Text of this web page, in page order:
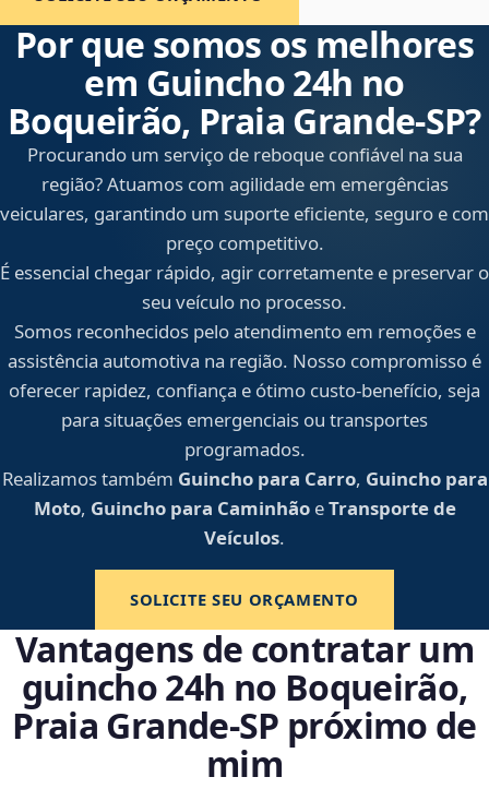
Por que somos os melhores
em Guincho 24h no
Boqueirão, Praia Grande‑SP?
Procurando um serviço de reboque confiável na sua
região? Atuamos com agilidade em emergências
veiculares, garantindo um suporte eficiente, seguro e com
preço competitivo.
É essencial chegar rápido, agir corretamente e preservar o
seu veículo no processo.
Somos reconhecidos pelo atendimento em remoções e
assistência automotiva na região. Nosso compromisso é
oferecer rapidez, confiança e ótimo custo-benefício, seja
para situações emergenciais ou transportes
programados.
Realizamos também Guincho para Carro, Guincho para
Moto, Guincho para CaminhãoeTransporte de
Veículos.
SOLICITE SEU ORÇAMENTO
Vantagens de contratar um
guincho 24h no Boqueirão,
Praia Grande‑SP próximo de
mim